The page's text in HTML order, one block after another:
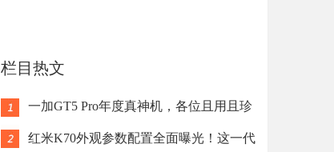
栏目热文
一加GT5 Pro年度真神机，各位且用且珍
惜
红米K70外观参数配置全面曝光！这一代